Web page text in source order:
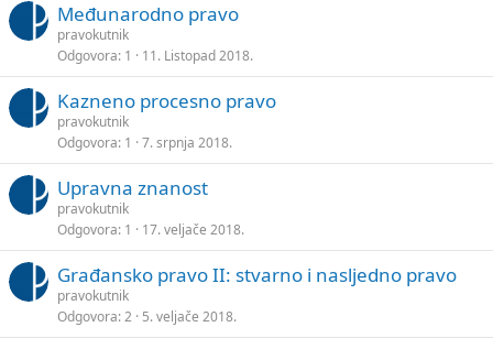
Međunarodno pravo
pravokutnik
Odgovora 1 11. Listopad 2018.
Kazneno procesno pravo
pravokutnik
Odgovora 1 7. srpnja 2018.
Upravna znanost
pravokutnik
Odgovora 1 17. veljače 2018.
Građansko pravo II: stvarno i nasljedno pravo
pravokutnik
Odgovora 2 5. veljače 2018.